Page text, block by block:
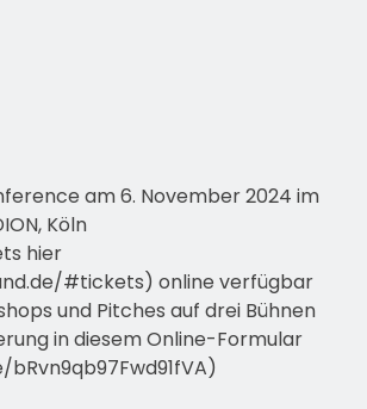
am 6. November 2024 im
Köln
hier
#tickets) online verfügbar
und Pitches auf drei Bühnen
in diesem Online-Formular